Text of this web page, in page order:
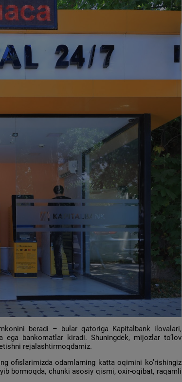
beradi – bular qatoriga Kapitalbank ilovalari,
bankomatlar kiradi. Shuningdek, mijozlar to‘lov
rejalashtirmoqdamiz.
ofislarimizda odamlarning katta oqimini ko’rishingiz
bormoqda, chunki asosiy qismi, oxir-oqibat, raqamli